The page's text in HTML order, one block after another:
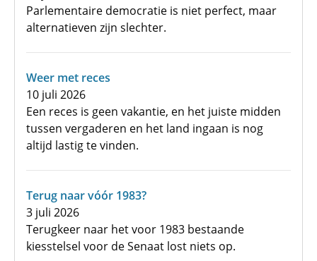
Parlementaire democratie is niet perfect, maar
alternatieven zijn slechter.
Weer met reces
10 juli 2026
Een reces is geen vakantie, en het juiste midden
tussen vergaderen en het land ingaan is nog
altijd lastig te vinden.
Terug naar vóór 1983?
3 juli 2026
Terugkeer naar het voor 1983 bestaande
kiesstelsel voor de Senaat lost niets op.